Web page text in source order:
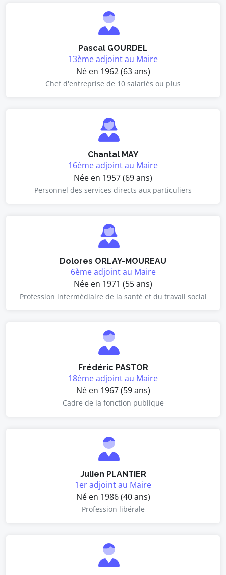
Pascal GOURDEL
13ème adjoint au Maire
Né en 1962 (63 ans)
Chef d'entreprise de 10 salariés ou plus
Chantal MAY
16ème adjoint au Maire
Née en 1957 (69 ans)
Personnel des services directs aux particuliers
Dolores ORLAY-MOUREAU
6ème adjoint au Maire
Née en 1971 (55 ans)
Profession intermédiaire de la santé et du travail social
Frédéric PASTOR
18ème adjoint au Maire
Né en 1967 (59 ans)
Cadre de la fonction publique
Julien PLANTIER
1er adjoint au Maire
Né en 1986 (40 ans)
Profession libérale